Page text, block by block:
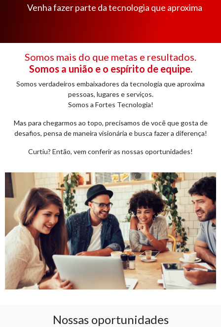
Venha fazer parte da tecnologia que aproxima
Somos mais do que metas e resultados.
Somos a união e o espírito de equipe.
Somos verdadeiros embaixadores da tecnologia que aproxima
pessoas, lugares e serviços.
Somos a Fortes Tecnologia!
Mas para chegarmos ao topo, precisamos de você que gosta de
desafios, pensa de maneira visionária e busca fazer a diferença!
Curtiu? Então, vem conferir as nossas oportunidades!
Nossas oportunidades